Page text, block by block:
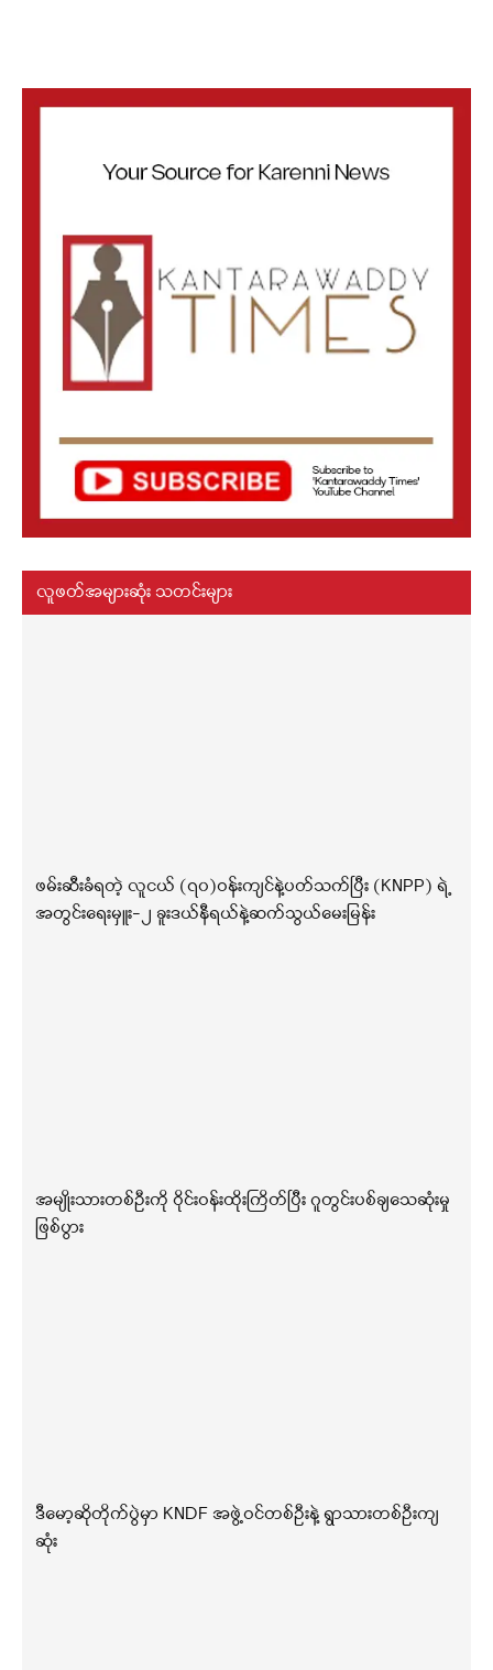
လူဖတ်အများဆုံး သတင်းများ
ဖမ်းဆီးခံရတဲ့ လူငယ် (၇၀)ဝန်းကျင်နဲ့ပတ်သက်ပြီး (KNPP) ရဲ့
အတွင်းရေးမှူး-၂ ခူးဒယ်နီရယ်နဲ့ဆက်သွယ်မေးမြန်း
အမျိုးသားတစ်ဦးကို ဝိုင်းဝန်းထိုးကြိတ်ပြီး ဂူတွင်းပစ်ချသေဆုံးမှု
ဖြစ်ပွား
ဒီမော့ဆိုတိုက်ပွဲမှာ KNDF အဖွဲ့ဝင်တစ်ဦးနဲ့ ရွာသားတစ်ဦးကျ
ဆုံး